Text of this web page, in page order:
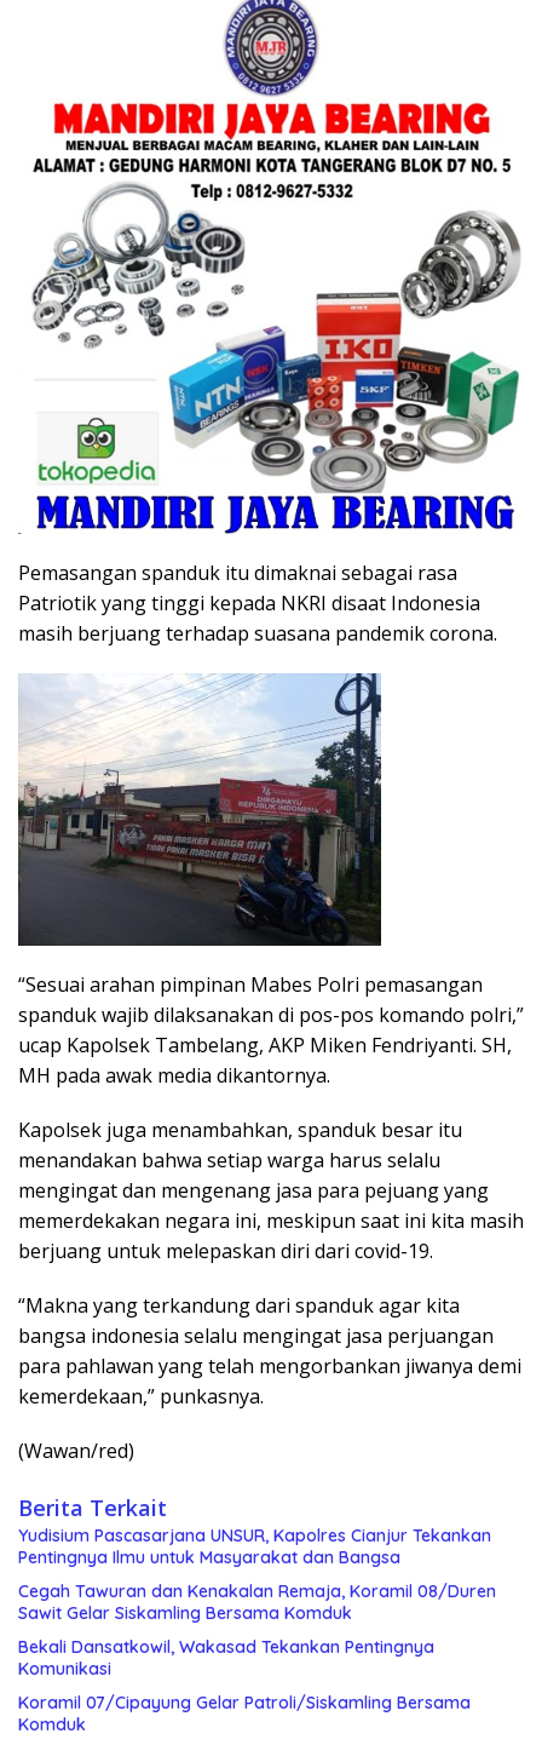
Pemasangan spanduk itu dimaknai sebagai rasa
Patriotik yang tinggi kepada NKRI disaat Indonesia
masih berjuang terhadap suasana pandemik corona.
“Sesuai arahan pimpinan Mabes Polri pemasangan
spanduk wajib dilaksanakan di pos-pos komando polri,”
ucap Kapolsek Tambelang, AKP Miken Fendriyanti. SH,
MH pada awak media dikantornya.
Kapolsek juga menambahkan, spanduk besar itu
menandakan bahwa setiap warga harus selalu
mengingat dan mengenang jasa para pejuang yang
memerdekakan negara ini, meskipun saat ini kita masih
berjuang untuk melepaskan diri dari covid-19.
“Makna yang terkandung dari spanduk agar kita
bangsa indonesia selalu mengingat jasa perjuangan
para pahlawan yang telah mengorbankan jiwanya demi
kemerdekaan,” punkasnya.
(Wawan/red)
Berita Terkait
Yudisium Pascasarjana UNSUR, Kapolres Cianjur Tekankan
Pentingnya Ilmu untuk Masyarakat dan Bangsa
Cegah Tawuran dan Kenakalan Remaja, Koramil 08/Duren
Sawit Gelar Siskamling Bersama Komduk
Bekali Dansatkowil, Wakasad Tekankan Pentingnya
Komunikasi
Koramil 07/Cipayung Gelar Patroli/Siskamling Bersama
Komduk